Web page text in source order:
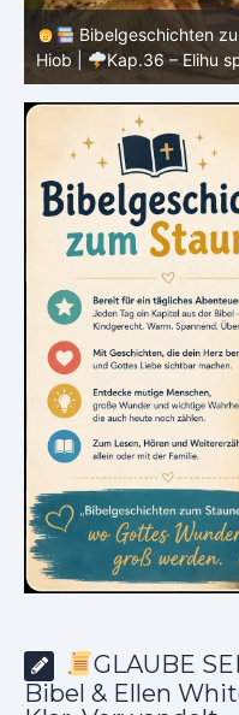
|
Größe
|
Kap.35 –
GLAUBE
Bibel & Ellen